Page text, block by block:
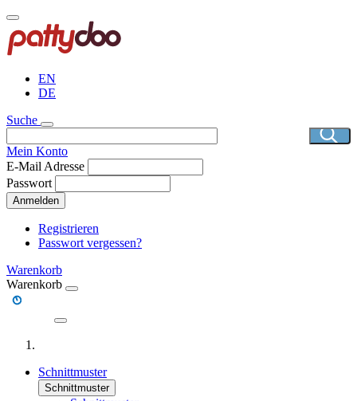
Direkt
zum
Inhalt
EN
DE
Suche
Mein Konto
E-Mail Adresse
Passwort
Anmelden
Registrieren
Passwort vergessen?
Warenkorb
Warenkorb
Schnittmuster
Schnittmuster